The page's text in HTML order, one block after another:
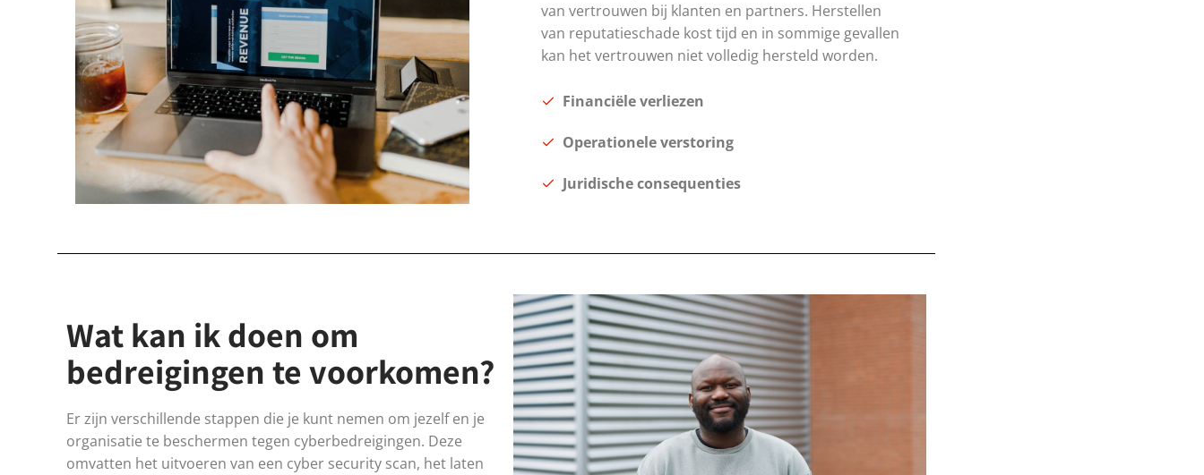
van vertrouwen bij klanten en partners. Herstellen
van reputatieschade kost tijd en in sommige gevallen
kan het vertrouwen niet volledig hersteld worden.
Financiële verliezen
Operationele verstoring
Juridische consequenties
Wat kan ik doen om
bedreigingen te voorkomen?
Er zijn verschillende stappen die je kunt nemen om jezelf en je
organisatie te beschermen tegen cyberbedreigingen. Deze
omvatten het uitvoeren van een cyber security scan, het laten